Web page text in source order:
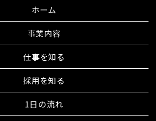
ホーム
事業内容
仕事を知る
採用を知る
1日の流れ